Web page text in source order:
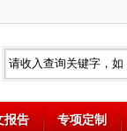
报告 专项定制